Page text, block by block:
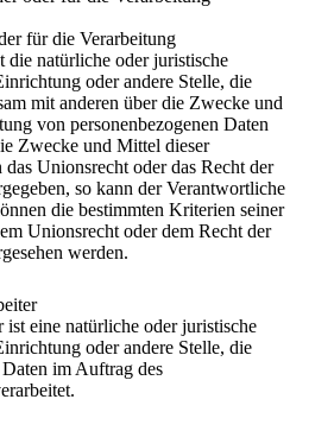
für die Verarbeitung
die natürliche oder juristische
oder andere Stelle, die
mit anderen über die Zwecke und
von personenbezogenen Daten
Zwecke und Mittel dieser
Unionsrecht oder das Recht der
so kann der Verantwortliche
die bestimmten Kriterien seiner
Unionsrecht oder dem Recht der
werden.
ist eine natürliche oder juristische
oder andere Stelle, die
im Auftrag des